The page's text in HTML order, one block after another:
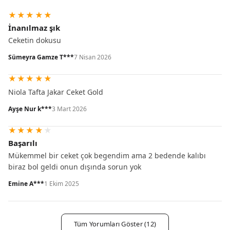
★ ★ ★ ★ ★
İnanılmaz şık
Ceketin dokusu
Sümeyra Gamze T***7 Nisan 2026
★ ★ ★ ★ ★
Niola Tafta Jakar Ceket Gold
Ayşe Nur k***3 Mart 2026
★ ★ ★ ★ ★
Başarılı
Mükemmel bir ceket çok begendim ama 2 bedende kalıbı
biraz bol geldi onun dışında sorun yok
Emine A***1 Ekim 2025
Tüm Yorumları Göster (12)